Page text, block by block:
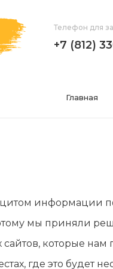
Телефон для
+7 (812)
Главная
информации
мы приняли
сайтов, которые
где это будет